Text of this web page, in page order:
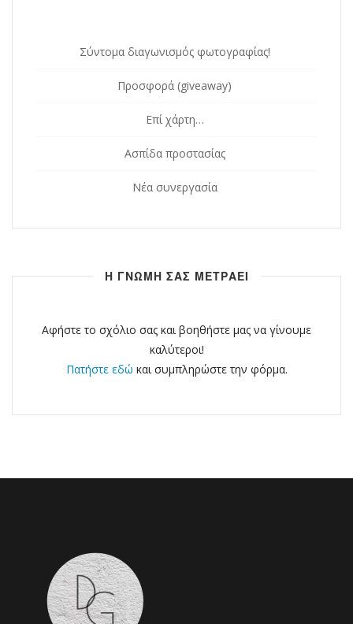
Σύντομα διαγωνισμός φωτογραφίας!
Προσφορά (giveaway)
Επί χάρτη…
Ασπίδα προστασίας
Νέα συνεργασία
Η ΓΝΩΜΗ ΣΑΣ ΜΕΤΡΑΕΙ
Αφήστε το σχόλιο σας και βοηθήστε μας να γίνουμε
καλύτεροι!
Πατήστε εδώ και συμπληρώστε την φόρμα.